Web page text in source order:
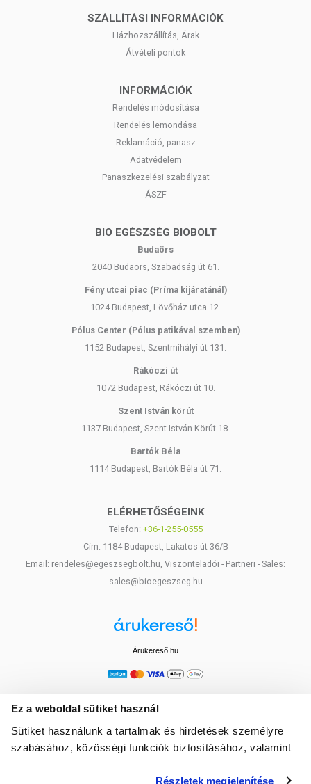
Ez a weboldal sütiket használ
Sütiket használunk a tartalmak és hirdetések személyre
szabásához, közösségi funkciók biztosításához, valamint
média-, hirdető- és elemező partnereinkkel megosztjuk az
Részletek megjelenítése
SZÁLLÍTÁSI INFORMÁCIÓK
Házhozszállítás, Árak
Átvételi pontok
INFORMÁCIÓK
Rendelés módosítása
Rendelés lemondása
Reklamáció, panasz
Adatvédelem
Panaszkezelési szabályzat
ÁSZF
BIO EGÉSZSÉG BIOBOLT
Budaörs
2040 Budaörs, Szabadság út 61.
Fény utcai piac (Príma kijáratánál)
1024 Budapest, Lövőház utca 12.
Pólus Center (Pólus patikával szemben)
1152 Budapest, Szentmihályi út 131.
Rákóczi út
1072 Budapest, Rákóczi út 10.
Szent István körút
1137 Budapest, Szent István Körút 18.
Bartók Béla
1114 Budapest, Bartók Béla út 71.
ELÉRHETŐSÉGEINK
Telefon: +36-1-255-0555
Cím: 1184 Budapest, Lakatos út 36/B
Email: rendeles@egeszsegbolt.hu, Viszonteladói - Partneri - Sales:
sales@bioegeszseg.hu
Árukereső.hu